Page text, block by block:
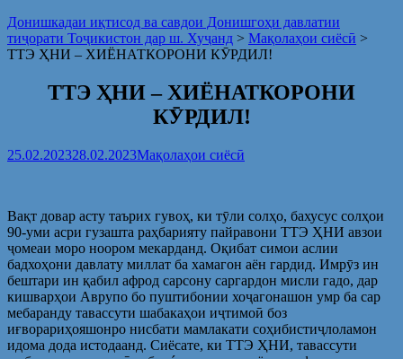
Донишкадаи иқтисод ва савдои Донишгоҳи давлатии
тиҷорати Тоҷикистон дар ш. Хуҷанд > Мақолаҳои сиёсӣ >
ТТЭ ҲНИ – ХИЁНАТКОРОНИ КӮРДИЛ!
ТТЭ ҲНИ – ХИЁНАТКОРОНИ
КӮРДИЛ!
25.02.202328.02.2023Мақолаҳои сиёсӣ
Вақт довар асту таърих гувоҳ, ки тӯли солҳо, бахусус солҳои
90-уми асри гузашта раҳбарияту пайравони ТТЭ ҲНИ авзои
ҷомеаи моро ноором мекарданд. Оқибат симои аслии
бадхоҳони давлату миллат ба хамагон аён гардид. Имрӯз ин
бештари ин қабил афрод сарсону саргардон мисли гадо, дар
кишварҳои Аврупо бо пуштибонии хоҷагонашон умр ба сар
мебаранду тавассути шабакаҳои иҷтимоӣ боз
иғворариҳояшонро нисбати мамлакати соҳибистиҷлоламон
идома дода истодаанд. Сиёсате, ки ТТЭ ҲНИ, тавассути